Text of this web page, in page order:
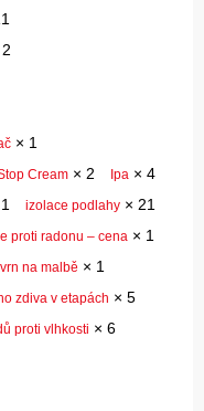
2
× 1
Cream × 2 Ipa × 4
1 izolace podlahy × 21
proti radonu – cena × 1
na malbě × 1
zdiva v etapách × 5
proti vlhkosti × 6